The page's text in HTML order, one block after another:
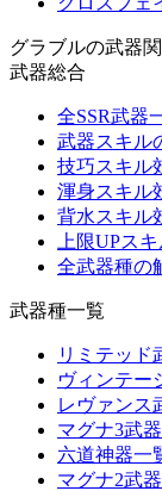
グラブルの武器
武器総合
全SSR武器
武器スキル
技巧スキル
渾身スキル
背水スキル
上限UPス
全武器種の
武器種一覧
リミテッド
ヴィンテー
レヴァンス
マグナ3武
六道神器一
マグナ2武